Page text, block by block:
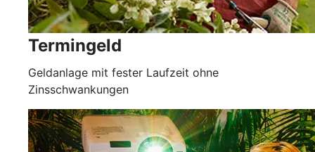
Termingeld
Geldanlage mit fester Laufzeit ohne
Zinsschwankungen